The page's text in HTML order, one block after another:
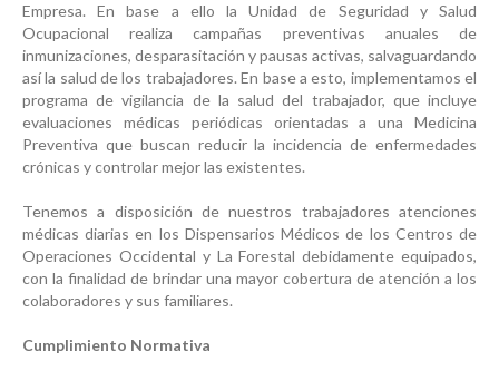
Empresa. En base a ello la Unidad de Seguridad y Salud
Ocupacional realiza campañas preventivas anuales de
inmunizaciones, desparasitación y pausas activas, salvaguardando
así la salud de los trabajadores. En base a esto, implementamos el
programa de vigilancia de la salud del trabajador, que incluye
evaluaciones médicas periódicas orientadas a una Medicina
Preventiva que buscan reducir la incidencia de enfermedades
crónicas y controlar mejor las existentes.
Tenemos a disposición de nuestros trabajadores atenciones
médicas diarias en los Dispensarios Médicos de los Centros de
Operaciones Occidental y La Forestal debidamente equipados,
con la finalidad de brindar una mayor cobertura de atención a los
colaboradores y sus familiares.
Cumplimiento Normativa